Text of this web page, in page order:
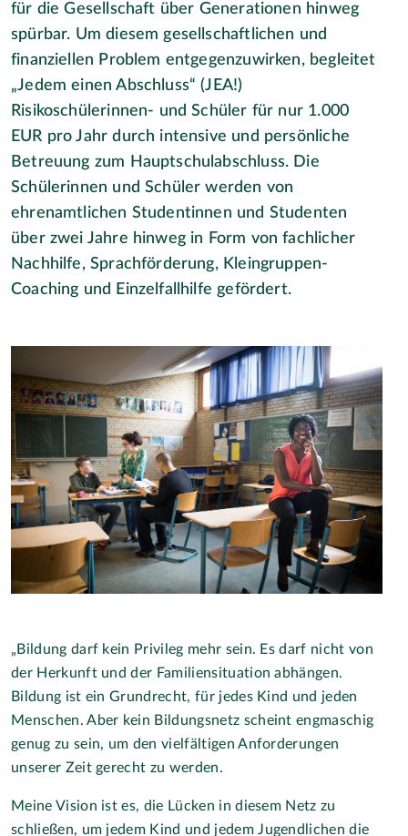
für die Gesellschaft über Generationen hinweg
spürbar. Um diesem gesellschaftlichen und
finanziellen Problem entgegenzuwirken, begleitet
„Jedem einen Abschluss“ (JEA!)
Risikoschülerinnen- und Schüler für nur 1.000
EUR pro Jahr durch intensive und persönliche
Betreuung zum Hauptschulabschluss. Die
Schülerinnen und Schüler werden von
ehrenamtlichen Studentinnen und Studenten
über zwei Jahre hinweg in Form von fachlicher
Nachhilfe, Sprachförderung, Kleingruppen-
Coaching und Einzelfallhilfe gefördert.
„Bildung darf kein Privileg mehr sein. Es darf nicht von
der Herkunft und der Familiensituation abhängen.
Bildung ist ein Grundrecht, für jedes Kind und jeden
Menschen. Aber kein Bildungsnetz scheint engmaschig
genug zu sein, um den vielfältigen Anforderungen
unserer Zeit gerecht zu werden.
Meine Vision ist es, die Lücken in diesem Netz zu
schließen, um jedem Kind und jedem Jugendlichen die